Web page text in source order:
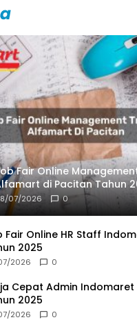
Fair Online
di Pacitan Tahun
07/2026 0
Fair Online HR Staff
2025
2026 0
Cepat Admin Indomaret
2025
2026 0